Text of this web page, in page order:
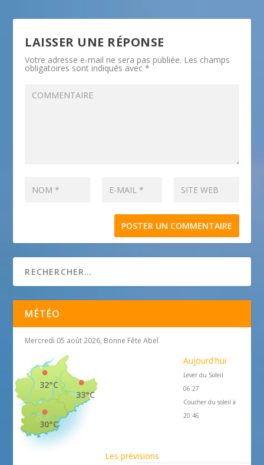
LAISSER UNE RÉPONSE
Votre adresse e-mail ne sera pas publiée. Les champs
obligatoires sont indiqués avec*
MÉTÉO
Mercredi 05 août 2026, Bonne Fête Abel
33°C
32°C
30°C
Aujourd'hui
Lever du Soleil
06:27
Coucher du soleil à
20:46
Les prévisions